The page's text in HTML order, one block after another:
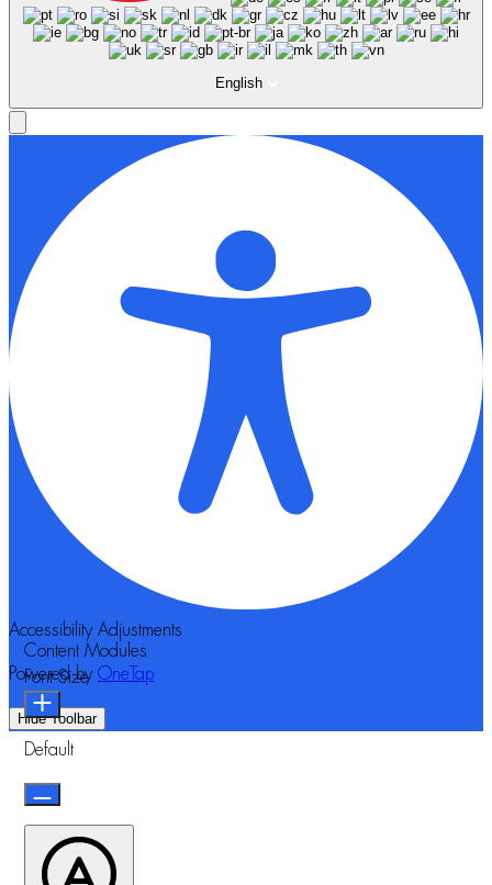
English
Accessibility Adjustments
Powered by OneTap
Hide Toolbar
Content Modules
Font Size
Default